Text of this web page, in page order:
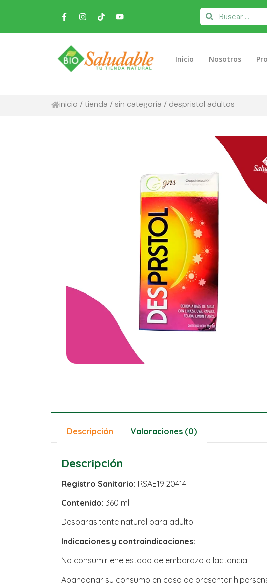
Inicio Nosotros
inicio /tienda /sin categoría / despristol adultos
Descripción Valoraciones (0)
Descripción
Registro Sanitario: RSAE19I20414
Contenido: 360 ml
Desparasitante natural para adulto.
Indicaciones y contraindicaciones:
No consumir ene estado de embarazo o lactancia.
Abandonar su consumo en caso de presentar